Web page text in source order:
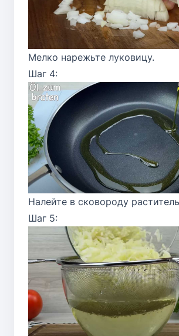
Мелко нарежьте луковицу.
Шаг 4:
Налейте в сковороду
Шаг 5: